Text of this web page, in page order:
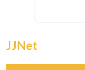
JJNet